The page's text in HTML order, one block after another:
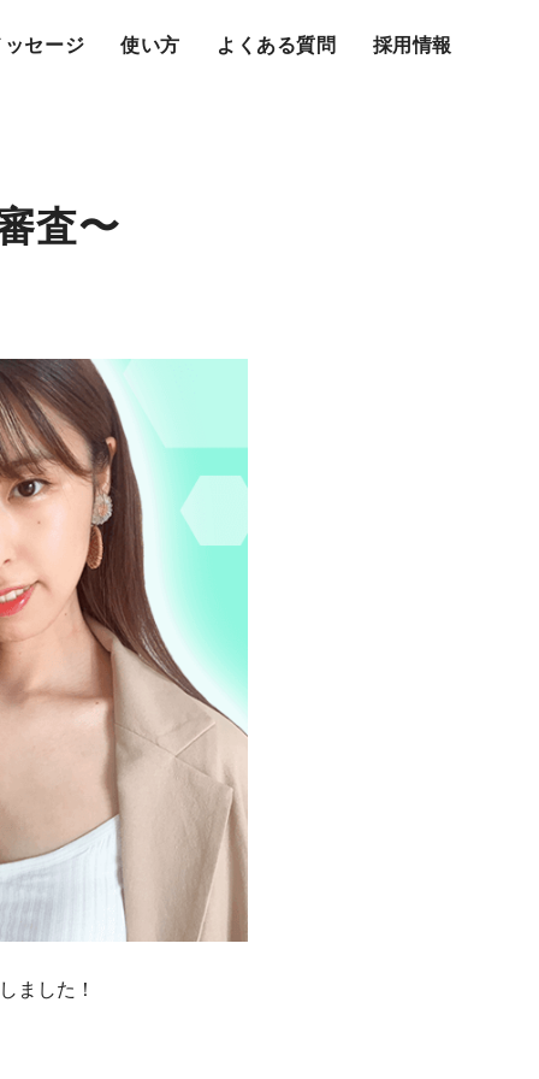
セージ 使い方 よくある質問 採用情報
査〜
ました！